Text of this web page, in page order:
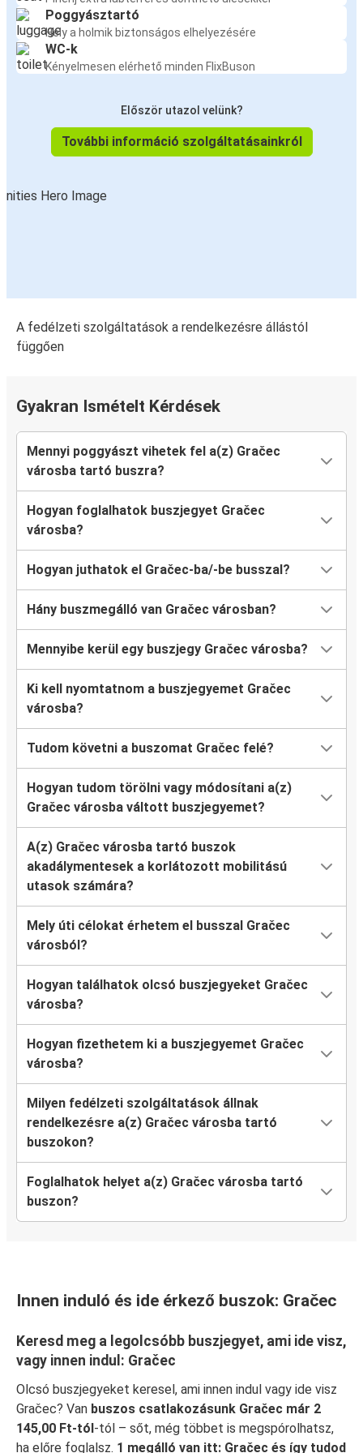
Poggyásztartó
Hely a holmik biztonságos elhelyezésére
WC-k
Kényelmesen elérhető minden FlixBuson
Először utazol velünk?
További információ szolgáltatásainkról
A fedélzeti szolgáltatások a rendelkezésre állástól
függően
Gyakran Ismételt Kérdések
Mennyi poggyászt vihetek fel a(z) Gračec
városba tartó buszra?
Hogyan foglalhatok buszjegyet Gračec
városba?
Hogyan juthatok el Gračec-ba/-be busszal?
Hány buszmegálló van Gračec városban?
Mennyibe kerül egy buszjegy Gračec városba?
Ki kell nyomtatnom a buszjegyemet Gračec
városba?
Tudom követni a buszomat Gračec felé?
Hogyan tudom törölni vagy módosítani a(z)
Gračec városba váltott buszjegyemet?
A(z) Gračec városba tartó buszok
akadálymentesek a korlátozott mobilitású
utasok számára?
Mely úti célokat érhetem el busszal Gračec
városból?
Hogyan találhatok olcsó buszjegyeket Gračec
városba?
Hogyan fizethetem ki a buszjegyemet Gračec
városba?
Milyen fedélzeti szolgáltatások állnak
rendelkezésre a(z) Gračec városba tartó
buszokon?
Foglalhatok helyet a(z) Gračec városba tartó
buszon?
Innen induló és ide érkező buszok: Gračec
Keresd meg a legolcsóbb buszjegyet, ami ide visz,
vagy innen indul: Gračec
Olcsó buszjegyeket keresel, ami innen indul vagy ide visz
Gračec? Van buszos csatlakozásunk Gračec már 2
145,00 Ft-tól -tól – sőt, még többet is megspórolhatsz,
ha előre foglalsz. 1 megálló van itt: Gračec és így tudod